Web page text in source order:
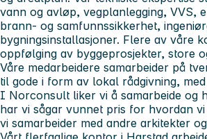
vann og avløp, vegplanlegging, VVS,
brann- og samfunnssikkerhet,
bygningsinstallasjoner. Flere av våre
oppfølging av byggeprosjekter, store
Våre medarbeidere samarbeider på
til gode i form av lokal rådgivning,
I Norconsult liker vi å samarbeide og
har vi sågar vunnet pris for hvordan
vi samarbeider med andre arkitekter